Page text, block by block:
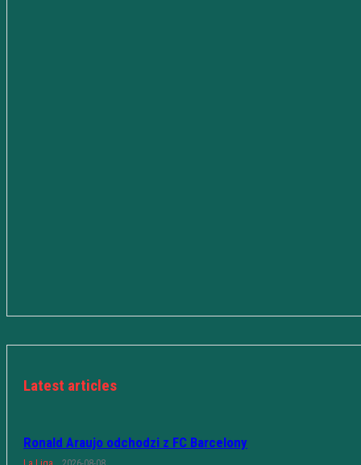
Latest articles
Ronald Araujo odchodzi z FC Barcelony